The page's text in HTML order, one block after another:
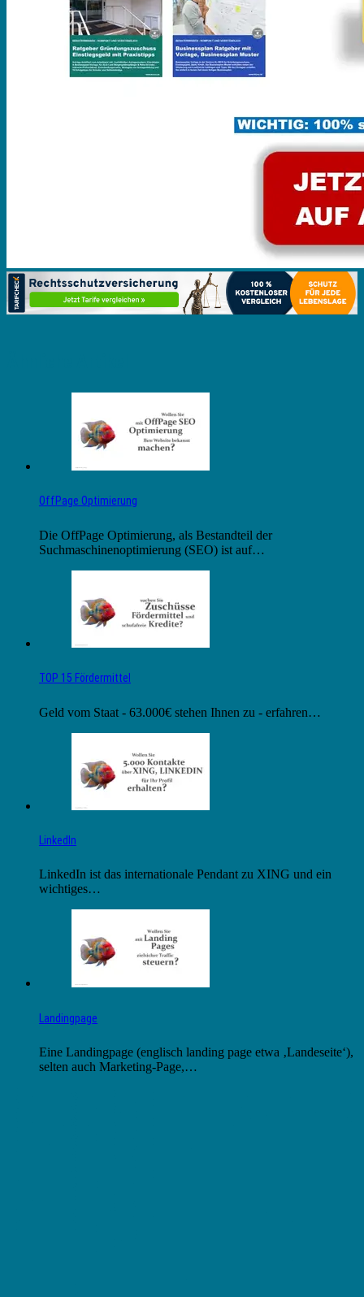
OffPage Optimierung
Die OffPage Optimierung, als Bestandteil der
Suchmaschinenoptimierung (SEO) ist auf…
TOP 15 Fördermittel
Geld vom Staat - 63.000€ stehen Ihnen zu - erfahren…
LinkedIn
LinkedIn ist das internationale Pendant zu XING und ein
wichtiges…
Landingpage
Eine Landingpage (englisch landing page etwa ‚Landeseite‘),
selten auch Marketing-Page,…